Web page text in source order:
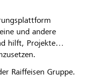
und andere
hilft, Projekte
Raiffeisen Gruppe.